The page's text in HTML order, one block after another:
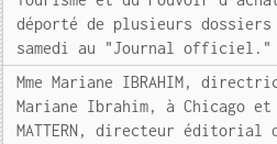
déporté de plusieurs
samedi au "Journal
Mme Mariane IBRAHIM,
Mariane Ibrahim, à Chicago
MATTERN, directeur